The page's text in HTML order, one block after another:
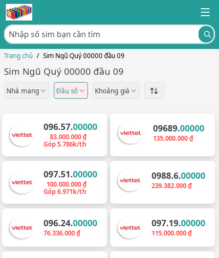
Trang chủ / Sim Ngũ Quý 00000 đầu 09
Sim Ngũ Quý 00000 đầu 09
Nhà mạng Đầu số Khoảng giá
096.57.00000
83.000.000 ₫
Góp 5.786k/th
09689.00000
135.000.000 ₫
097.51.00000
100.000.000 ₫
Góp 6.971k/th
0988.6.00000
239.382.000 ₫
096.24.00000
76.336.000 ₫
097.19.00000
115.000.000 ₫